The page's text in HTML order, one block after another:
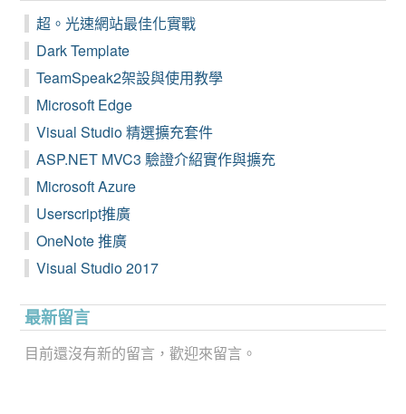
超。光速網站最佳化實戰
Dark Template
TeamSpeak2架設與使用教學
Microsoft Edge
Visual Studio 精選擴充套件
ASP.NET MVC3 驗證介紹實作與擴充
Microsoft Azure
Userscript推廣
OneNote 推廣
Visual Studio 2017
最新留言
目前還沒有新的留言，歡迎來留言。